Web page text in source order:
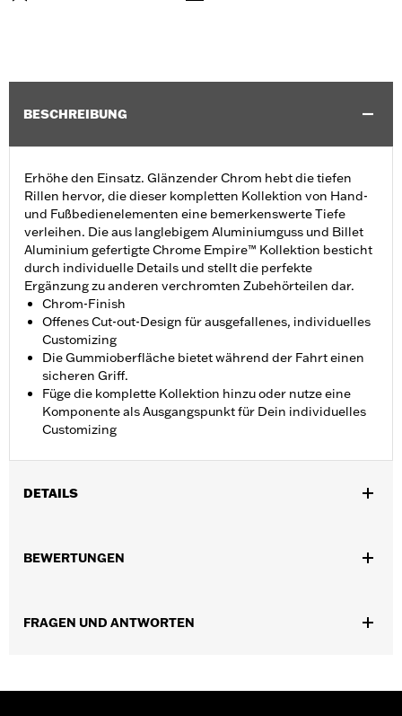
BESCHREIBUNG
Erhöhe den Einsatz. Glänzender Chrom hebt die tiefen
Rillen hervor, die dieser kompletten Kollektion von Hand-
und Fußbedienelementen eine bemerkenswerte Tiefe
verleihen. Die aus langlebigem Aluminiumguss und Billet
Aluminium gefertigte Chrome Empire™ Kollektion besticht
durch individuelle Details und stellt die perfekte
Ergänzung zu anderen verchromten Zubehörteilen dar.
Chrom-Finish
Offenes Cut-out-Design für ausgefallenes, individuelles
Customizing
Die Gummioberfläche bietet während der Fahrt einen
sicheren Griff.
Füge die komplette Kollektion hinzu oder nutze eine
Komponente als Ausgangspunkt für Dein individuelles
Customizing
DETAILS
FLTRXRRSE ab ’25) mit Soziusfußrasten aus dem Original- oder
Kollektion: Empire
In der Box:Linke und rechte Fußraste und Installationsanleitung
BEWERTUNGEN
FRAGEN UND ANTWORTEN